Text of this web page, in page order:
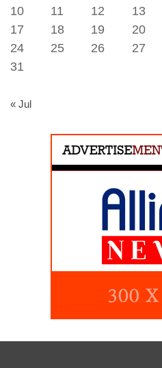
10
11 12 13
17
18 19 20
24
25 26 27
31
« Jul